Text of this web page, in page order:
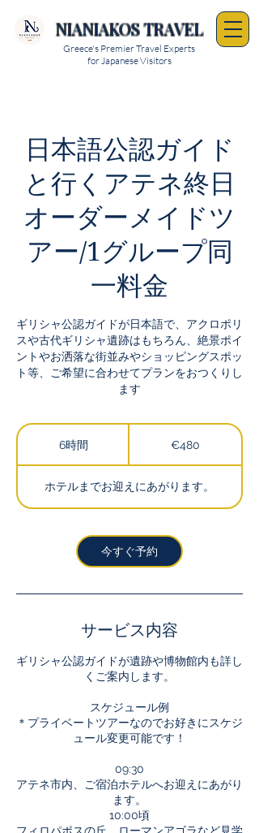
NIANIAKOS TRAVEL
Greece's Premier Travel Experts
for Japanese Visitors
日本語公認ガイド
と行くアテネ終日
オーダーメイドツ
アー/1グループ同
一料金
ギリシャ公認ガイドが日本語で、アクロポリ
スや古代ギリシャ遺跡はもちろん、絶景ポイ
ントやお洒落な街並みやショッピングスポッ
ト等、ご希望に合わせてプランをおつくりし
ます
6時間 €480
ホテルまでお迎えにあがります。
今すぐ予約
サービス内容
ギリシャ公認ガイドが遺跡や博物館内も詳し
くご案内します。
スケジュール例
＊プライベートツアーなのでお好きにスケジ
ュール変更可能です！
09:30
アテネ市内、ご宿泊ホテルへお迎えにあがり
ます。
10:00頃